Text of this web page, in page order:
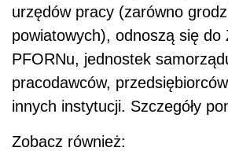
urzędów pracy (zarówno
powiatowych), odnoszą się do
PFORNu, jednostek
pracodawców,
innych instytucji. Szczegóły
Zobacz również: